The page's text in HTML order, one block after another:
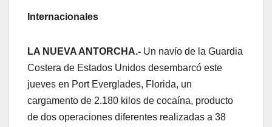
Internacionales
LA NUEVA ANTORCHA.- Un navío de la Guardia
Costera de Estados Unidos desembarcó este
jueves en Port Everglades, Florida, un
cargamento de 2.180 kilos de cocaína, producto
de dos operaciones diferentes realizadas a 38